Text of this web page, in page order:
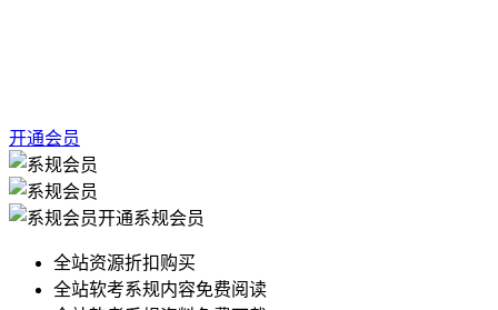
开通会员
开通系规会员
全站资源折扣购买
全站软考系规内容免费阅读